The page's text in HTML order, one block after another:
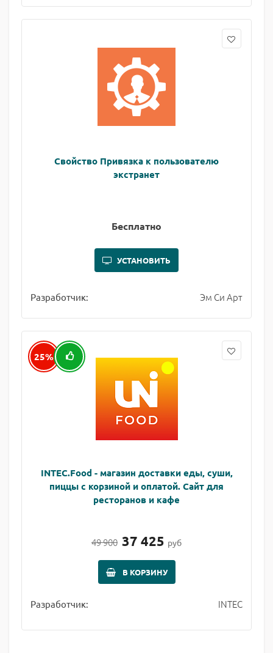
Свойство Привязка к пользователю
экстранет
Бесплатно
УСТАНОВИТЬ
Разработчик: Эм Си Арт
25%
INTEC.Food - магазин доставки еды, суши,
пиццы с корзиной и оплатой. Сайт для
ресторанов и кафе
49 900 37 425 руб
В КОРЗИНУ
Разработчик: INTEC